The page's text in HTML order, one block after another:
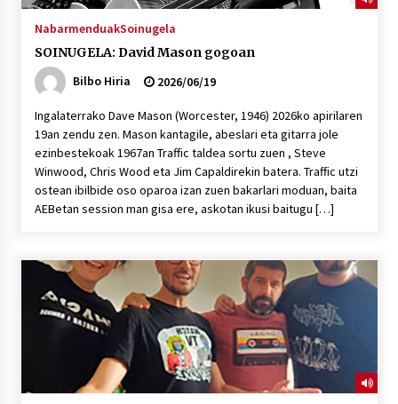
NabarmenduakSoinugela
SOINUGELA: David Mason gogoan
Bilbo Hiria
2026/06/19
Ingalaterrako Dave Mason (Worcester, 1946) 2026ko apirilaren
19an zendu zen. Mason kantagile, abeslari eta gitarra jole
ezinbestekoak 1967an Traffic taldea sortu zuen , Steve
Winwood, Chris Wood eta Jim Capaldirekin batera. Traffic utzi
ostean ibilbide oso oparoa izan zuen bakarlari moduan, baita
AEBetan session man gisa ere, askotan ikusi baitugu […]